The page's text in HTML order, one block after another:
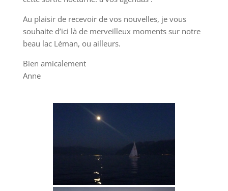
Au plaisir de recevoir de vos nouvelles, je vous
souhaite d’ici là de merveilleux moments sur notre
beau lac Léman, ou ailleurs.
Bien amicalement
Anne